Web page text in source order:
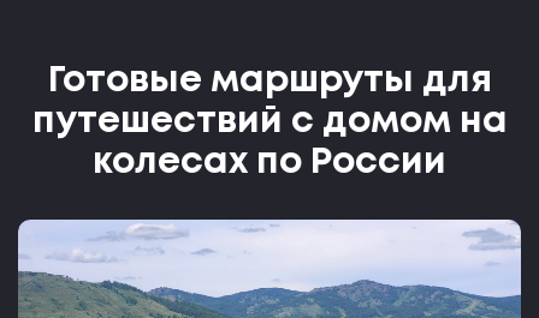
Готовые маршруты для
путешествий с домом на
колесах по России